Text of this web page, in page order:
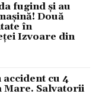
fugind și au
Două
în
Izvoare din
cu 4
Mare. Salvatorii